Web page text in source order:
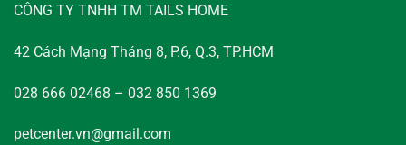
CÔNG TY TNHH TM TAILS HOME
42 Cách Mạng Tháng 8, P.6, Q.3, TP.HCM
028 666 02468 – 032 850 1369
petcenter.vn@gmail.com